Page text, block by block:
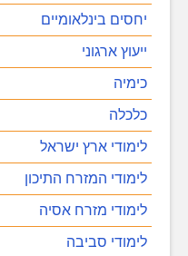
יחסים בינלאומיים
ייעוץ ארגוני
כימיה
כלכלה
לימודי ארץ ישראל
לימודי המזרח התיכון
לימודי מזרח אסיה
לימודי סביבה